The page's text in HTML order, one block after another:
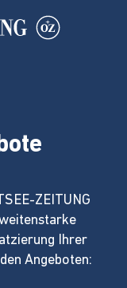
ZEITUNG
Ihrer
Angeboten: